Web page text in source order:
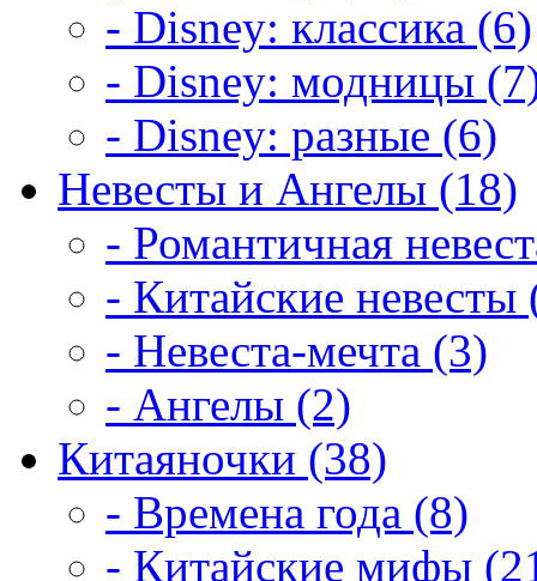
- Disney: классика (6)
- Disney: модницы
- Disney: разные (6)
Невесты и Ангелы (18)
- Романтичная
- Китайские невесты
- Невеста-мечта (3)
- Ангелы (2)
Китаяночки (38)
- Времена года (8)
- Китайские мифы